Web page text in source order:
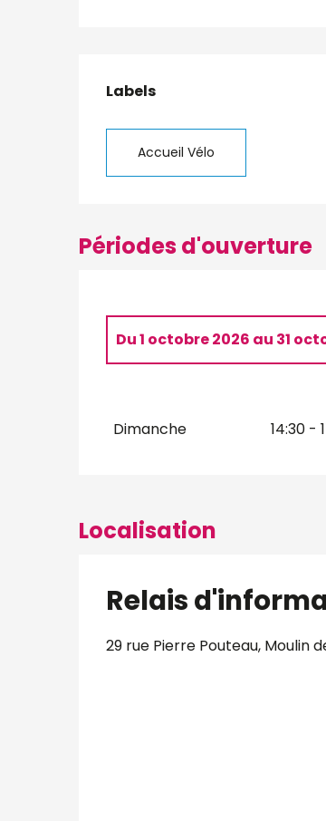
Offres de
Labels
Labels
Accueil Vélo
Périodes d'ouverture
Dimanche 12 avril 2026
Dimanche 26 avril 2026
Du1 octobre 2026 au 31
Dimanche 14:30 -
Localisation
Relais
29 rue Pierre Pouteau, Moulin